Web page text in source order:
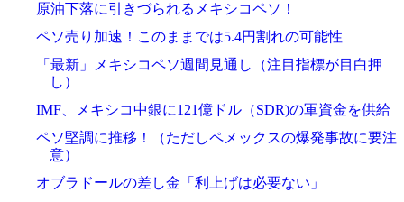
原油下落に引きづられるメキシコペソ！
ペソ売り加速！このままでは5.4円割れの可能性
「最新」メキシコペソ週間見通し（注目指標が目白押
し）
IMF、メキシコ中銀に121億ドル（SDR)の軍資金を供給
ペソ堅調に推移！（ただしペメックスの爆発事故に要注
意）
オブラドールの差し金「利上げは必要ない」